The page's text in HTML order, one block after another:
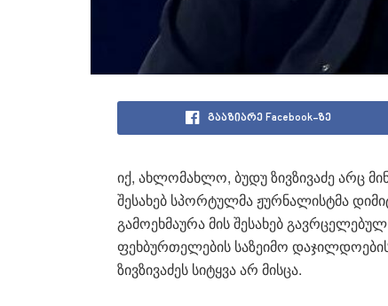
გააზიარე Facebook-ზე
იქ, ახლომახლო, ბუდუ ზივზივაძე არც
შესახებ სპორტულმა ჟურნალისტმა
გამოეხმაურა მის შესახებ
ფეხბურთელების საზეიმო
ზივზივაძეს სიტყვა არ მისცა.